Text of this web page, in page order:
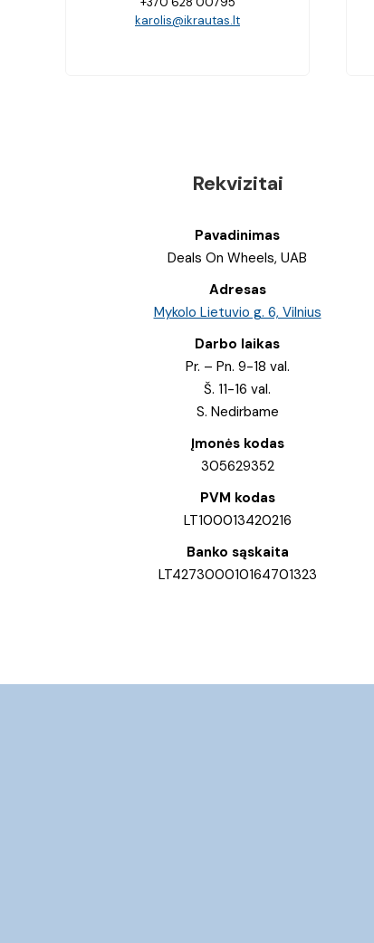
karolis@ikrautas.lt
Rekvizitai
Pavadinimas
Deals On Wheels, UAB
Adresas
Mykolo Lietuvio g. 6, Vilnius
Darbo laikas
Pr. – Pn. 9-18 val.
Š. 11-16 val.
S. Nedirbame
Įmonės kodas
305629352
PVM kodas
LT100013420216
Banko sąskaita
LT427300010164701323